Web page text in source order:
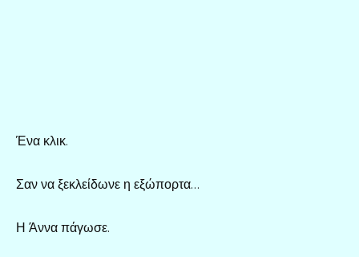
Ένα κλικ.
Σαν να ξεκλείδωνε η εξώπορτα…
Η Άννα πάγωσε.